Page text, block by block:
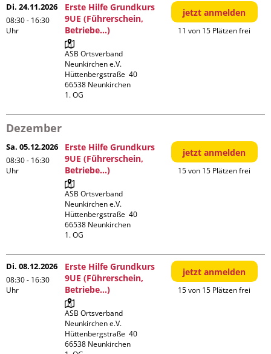
Di. 24.11.2026
08:30 - 16:30
Uhr
Erste Hilfe Grundkurs
9UE (Führerschein,
Betriebe...)
ASB Ortsverband
Neunkirchen e.V.
Hüttenbergstraße  40
66538 Neunkirchen
1. OG
jetzt anmelden
11 von 15 Plätzen frei
Dezember
Sa. 05.12.2026
08:30 - 16:30
Uhr
Erste Hilfe Grundkurs
9UE (Führerschein,
Betriebe...)
ASB Ortsverband
Neunkirchen e.V.
Hüttenbergstraße  40
66538 Neunkirchen
1. OG
jetzt anmelden
15 von 15 Plätzen frei
Di. 08.12.2026
08:30 - 16:30
Uhr
Erste Hilfe Grundkurs
9UE (Führerschein,
Betriebe...)
ASB Ortsverband
Neunkirchen e.V.
Hüttenbergstraße  40
66538 Neunkirchen
jetzt anmelden
15 von 15 Plätzen frei